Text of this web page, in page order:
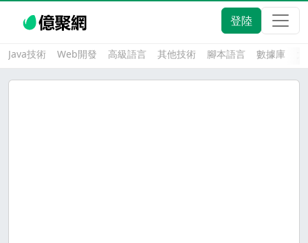
登陸
Java技術 Web開發 高級語言 其他技術 腳本語言 數據庫